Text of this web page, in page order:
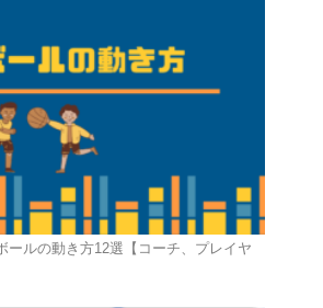
ールの動き方12選【コーチ、プレイヤ